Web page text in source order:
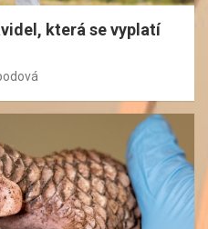
která se vyplatí